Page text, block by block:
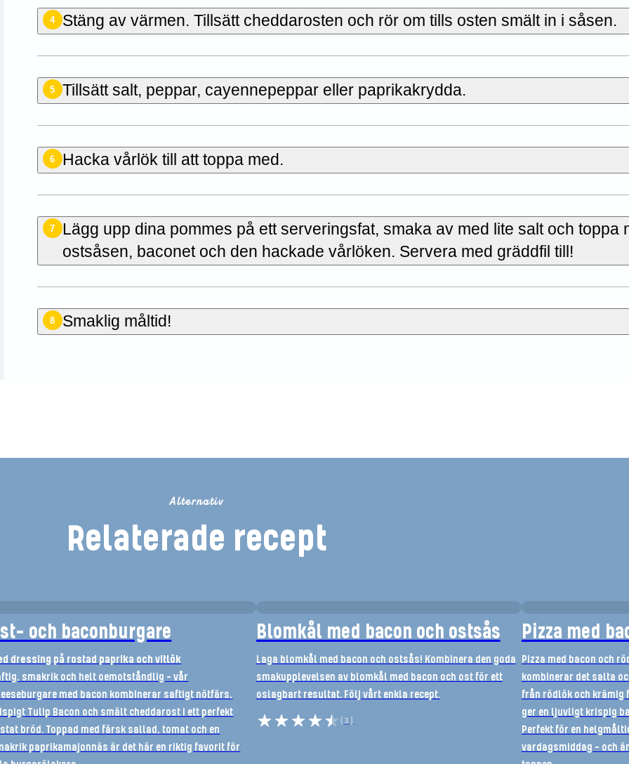
4 Stäng av värmen. Tillsätt cheddarosten och rör om tills osten smält in i såsen.
5 Tillsätt salt, peppar, cayennepeppar eller paprikakrydda.
6 Hacka vårlök till att toppa med.
7
Lägg upp dina pommes på ett serveringsfat, smaka av med lite salt och toppa
ostsåsen, baconet och den hackade vårlöken. Servera med gräddfil till!
8 Smaklig måltid!
Alternativ
Relaterade recept
och baconburgare
dressing på rostad paprika och vitlök
smakrik och helt oemotståndlig – vår
med bacon kombinerar saftigt nötfärs,
Tulip Bacon och smält cheddarost i ett perfekt
bröd. Toppad med färsk sallad, tomat och en
paprikamajonnäs är det här en riktig favorit för
Blomkål med bacon och ostsås
Laga blomkål med bacon och ostsås! Kombinera den goda
smakupplevelsen av blomkål med bacon och ost för ett
oslagbart resultat. Följ vårt enkla recept.
(3)
Pizza med
Pizza med bacon och
kombinerar det salta
från rödlök och krämig
ger en ljuvligt krispig
Perfekt för en
vardagsmiddag – och